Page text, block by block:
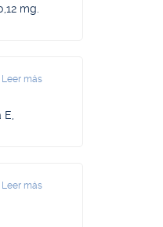
mg.
Leer más
Leer más